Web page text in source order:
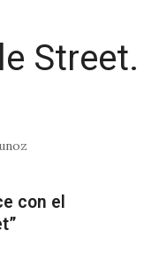
Street.
con el